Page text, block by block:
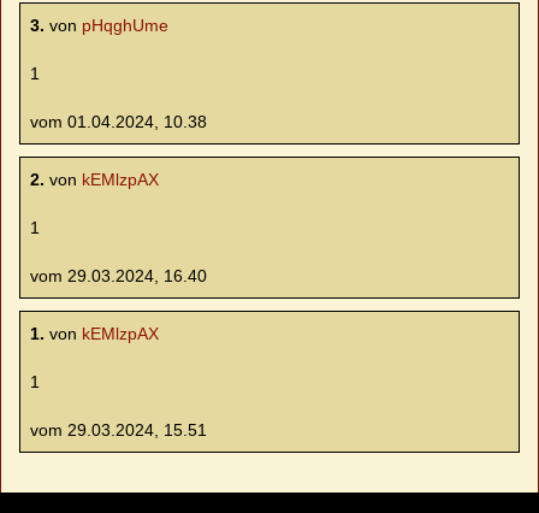
3. von pHqghUme
1
vom 01.04.2024, 10.38
2. von kEMlzpAX
1
vom 29.03.2024, 16.40
1. von kEMlzpAX
1
vom 29.03.2024, 15.51